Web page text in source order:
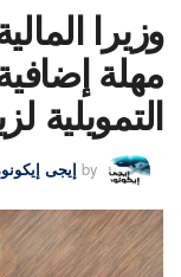
مهلة
التمويلية
by إيجى